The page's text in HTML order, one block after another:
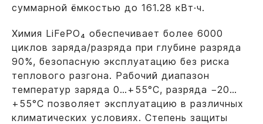
суммарной ёмкостью до 161.28 кВт·ч.
Химия LiFePO₄ обеспечивает более 6000
циклов заряда/разряда при глубине разряда
90%, безопасную эксплуатацию без риска
теплового разгона. Рабочий диапазон
температур заряда 0…+55°C, разряда −20…
+55°C позволяет эксплуатацию в различных
климатических условиях. Степень защиты